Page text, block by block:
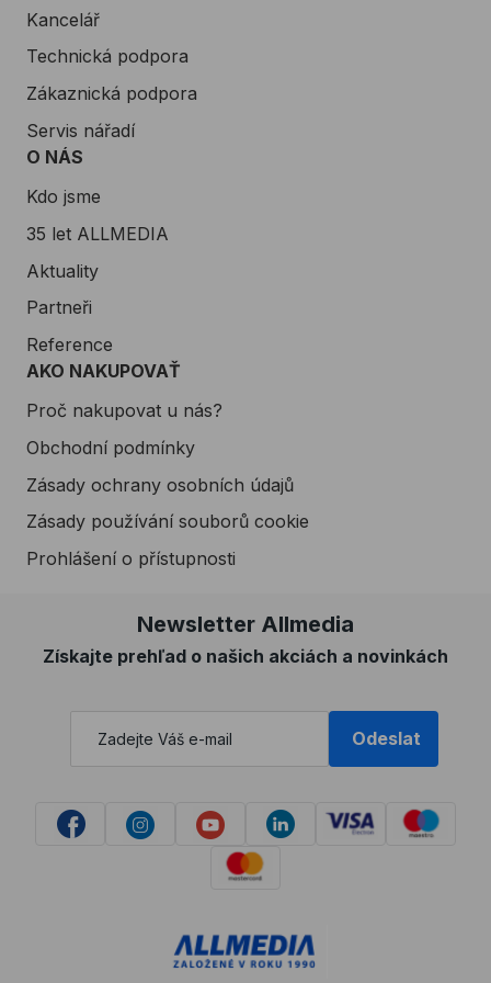
Kancelář
Technická podpora
Zákaznická podpora
Servis nářadí
O NÁS
Kdo jsme
35 let ALLMEDIA
Aktuality
Partneři
Reference
AKO NAKUPOVAŤ
Proč nakupovat u nás?
Obchodní podmínky
Zásady ochrany osobních údajů
Zásady používání souborů cookie
Prohlášení o přístupnosti
Newsletter Allmedia
Získajte prehľad o našich akciách a novinkách
Odeslat